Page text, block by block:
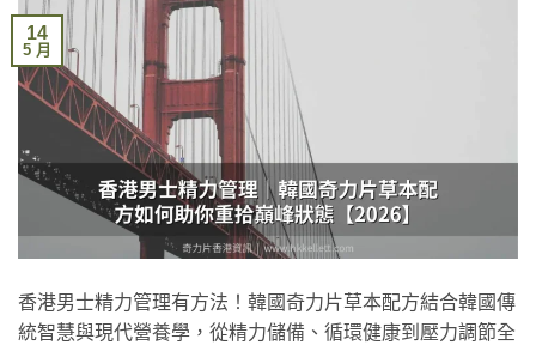
14
5 月
香港男士精力管理有方法！韓國奇力片草本配方結合韓國傳
統智慧與現代營養學，從精力儲備、循環健康到壓力調節全